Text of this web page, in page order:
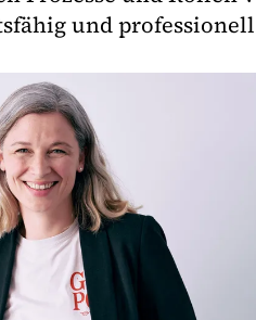
und